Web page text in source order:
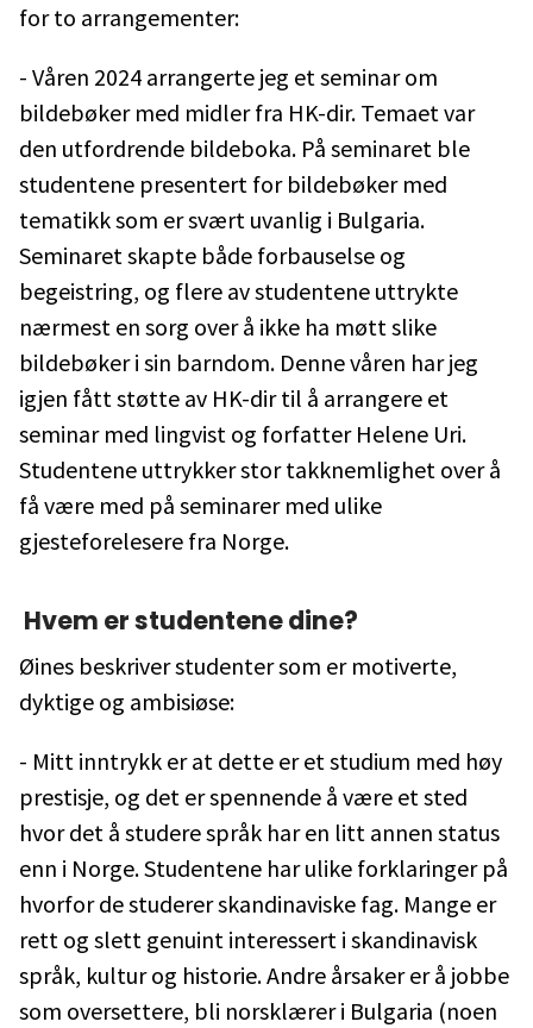
for to arrangementer:
- Våren 2024 arrangerte jeg et seminar om
bildebøker med midler fra HK-dir. Temaet var
den utfordrende bildeboka. På seminaret ble
studentene presentert for bildebøker med
tematikk som er svært uvanlig i Bulgaria.
Seminaret skapte både forbauselse og
begeistring, og flere av studentene uttrykte
nærmest en sorg over å ikke ha møtt slike
bildebøker i sin barndom. Denne våren har jeg
igjen fått støtte av HK-dir til å arrangere et
seminar med lingvist og forfatter Helene Uri.
Studentene uttrykker stor takknemlighet over å
få være med på seminarer med ulike
gjesteforelesere fra Norge.
Hvem er studentene dine?
Øines beskriver studenter som er motiverte,
dyktige og ambisiøse:
- Mitt inntrykk er at dette er et studium med høy
prestisje, og det er spennende å være et sted
hvor det å studere språk har en litt annen status
enn i Norge. Studentene har ulike forklaringer på
hvorfor de studerer skandinaviske fag. Mange er
rett og slett genuint interessert i skandinavisk
språk, kultur og historie. Andre årsaker er å jobbe
som oversettere, bli norsklærer i Bulgaria (noen